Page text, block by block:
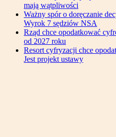
mają wątpliwości
Ważny spór o doręczanie
Wyrok 7 sędziów NSA
Rząd chce opodatkować
od 2027 roku
Resort cyfryzacji chce
Jest projekt ustawy